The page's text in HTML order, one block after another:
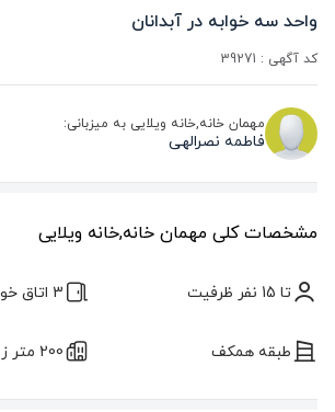
واحد سه خوابه در آبدانان
کد آگهی : 39271
مهمان خانه,خانه ویلایی به میزبانی:
فاطمه نصرالهی
مشخصات کلی مهمان خانه,خانه ویلایی
تا 15 نفر ظرفیت 3 اتاق خواب
طبقه همکف 200 متر زیربنا